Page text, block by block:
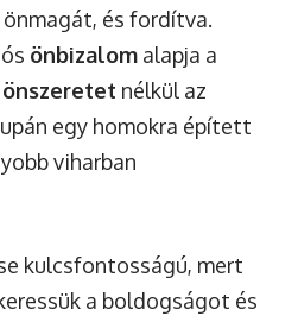
és fordítva.
önbizalom alapja a
önszeretet nélkül az
egy homokra épített
viharban
kulcsfontosságú, mert
a boldogságot és